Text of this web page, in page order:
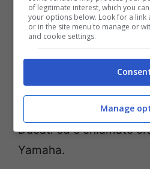
A prendere il posto di
Petronas SRT è stato
che ovviamente sta
difficoltà avendo corso
Ducati ed è chiamato
Yamaha.
of legitimate interest, which you
your options below. Look for a link
or in the site menu to manage or
and cookie settings.
Manage